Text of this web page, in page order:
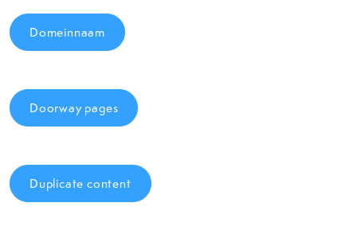
Domeinnaam
Doorway pages
Duplicate content